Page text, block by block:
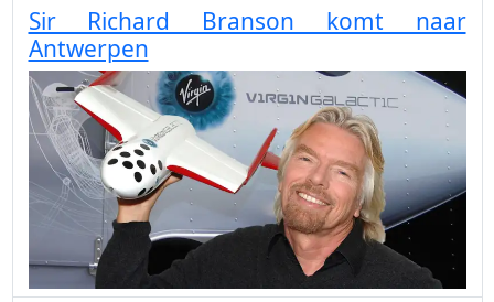
Sir Richard Branson komt naar
Antwerpen